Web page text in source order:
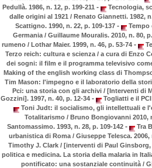
Pedullà. 1986, n. 12, p. 199-211 -
Tecnologia,
dalle origini al 1921 / Renato Giannetti. 1982,
Scattigno. 1990, n. 22, p. 109-137 -
Tempo
Germania / Guillaume Mouralis. 2010, n. 80,
rumeno / Lothar Maier. 1999, n. 46, p. 53-74 -
Terzo reich: cultura e scienza / a cura di Enzo
dei sogni: il film e il programma televisivo
Making of the english working class di
Tim Mason: l'impegno e il laboratorio della
Pci: una storia con gli archivi / [Interventi di
Gozzini]. 1997, n. 40, p. 12-34 -
Togliatti e il
Toni Judt: il socialismo, gli intellettuali e
Totalitarismo / Bruno Bongiovanni 2010,
Santomassimo. 1993, n. 28, p. 109-142 -
Tra
urbanistica di Roma / Giuseppe Telesca. 2006,
Timothy J. Clark / [interventi di Paul
politica e medicina. La storia della malaria in
pontificato: una sostanziale continuità /